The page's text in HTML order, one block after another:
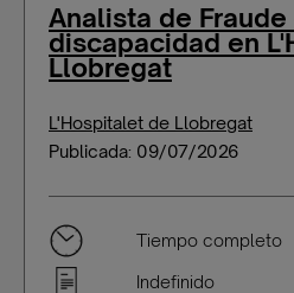
Analista de Fraude
discapacidad en
Llobregat
L'Hospitalet de Llobregat
Publicada: 09/07/2026
Tiempo completo
Indefinido